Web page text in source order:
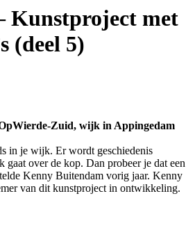
Kunstproject met
(deel 5)
Zuid, wijk in Appingedam
in je wijk. Er wordt geschiedenis
gaat over de kop. Dan probeer je dat een
Kenny Buitendam vorig jaar. Kenny
van dit kunstproject in ontwikkeling.